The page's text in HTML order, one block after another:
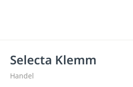
Selecta Klemm
Handel